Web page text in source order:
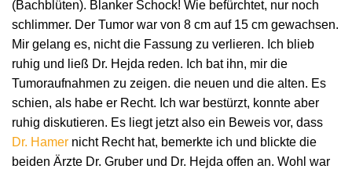
(Bachblüten). Blanker Schock! Wie befürchtet, nur noch
schlimmer. Der Tumor war von 8 cm auf 15 cm gewachsen.
Mir gelang es, nicht die Fassung zu verlieren. Ich blieb
ruhig und ließ Dr. Hejda reden. Ich bat ihn, mir die
Tumoraufnahmen zu zeigen. die neuen und die alten. Es
schien, als habe er Recht. Ich war bestürzt, konnte aber
ruhig diskutieren. Es liegt jetzt also ein Beweis vor, dass
Dr. Hamer nicht Recht hat, bemerkte ich und blickte die
beiden Ärzte Dr. Gruber und Dr. Hejda offen an. Wohl war